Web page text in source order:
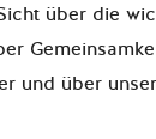
über die
und über unser